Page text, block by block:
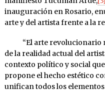
inauguración en Rosario,
arte y del artista frente a la
“El arte revolucionario
de la realidad actual del
contexto político y social
propone el hecho estético
unifican todos los